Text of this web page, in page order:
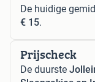
De huidige
€ 15.
Prijscheck
De duurste